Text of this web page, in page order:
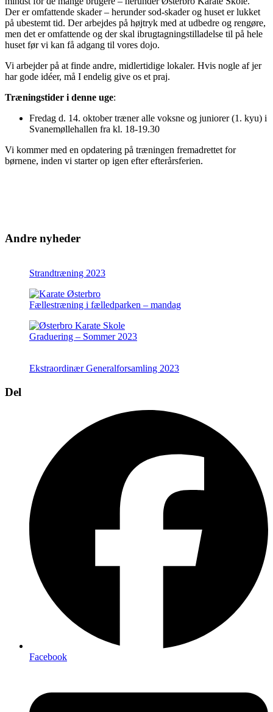
Der er omfattende skader – herunder sod-skader og huset er lukket
på ubestemt tid. Der arbejdes på højtryk med at udbedre og rengøre,
men det er omfattende og der skal ibrugtagningstilladelse til på hele
huset før vi kan få adgang til vores dojo.
Vi arbejder på at finde andre, midlertidige lokaler. Hvis nogle af jer
har gode idéer, må I endelig give os et praj.
Træningstider i denne uge:
Fredag d. 14. oktober træner alle voksne og juniorer (1. kyu) i
Svanemøllehallen fra kl. 18-19.30
Vi kommer med en opdatering på træningen fremadrettet for
børnene, inden vi starter op igen efter efterårsferien.
Andre nyheder
Strandtræning 2023
Fællestræning i fælledparken – mandag
Graduering – Sommer 2023
Ekstraordinær Generalforsamling 2023
Del
Facebook